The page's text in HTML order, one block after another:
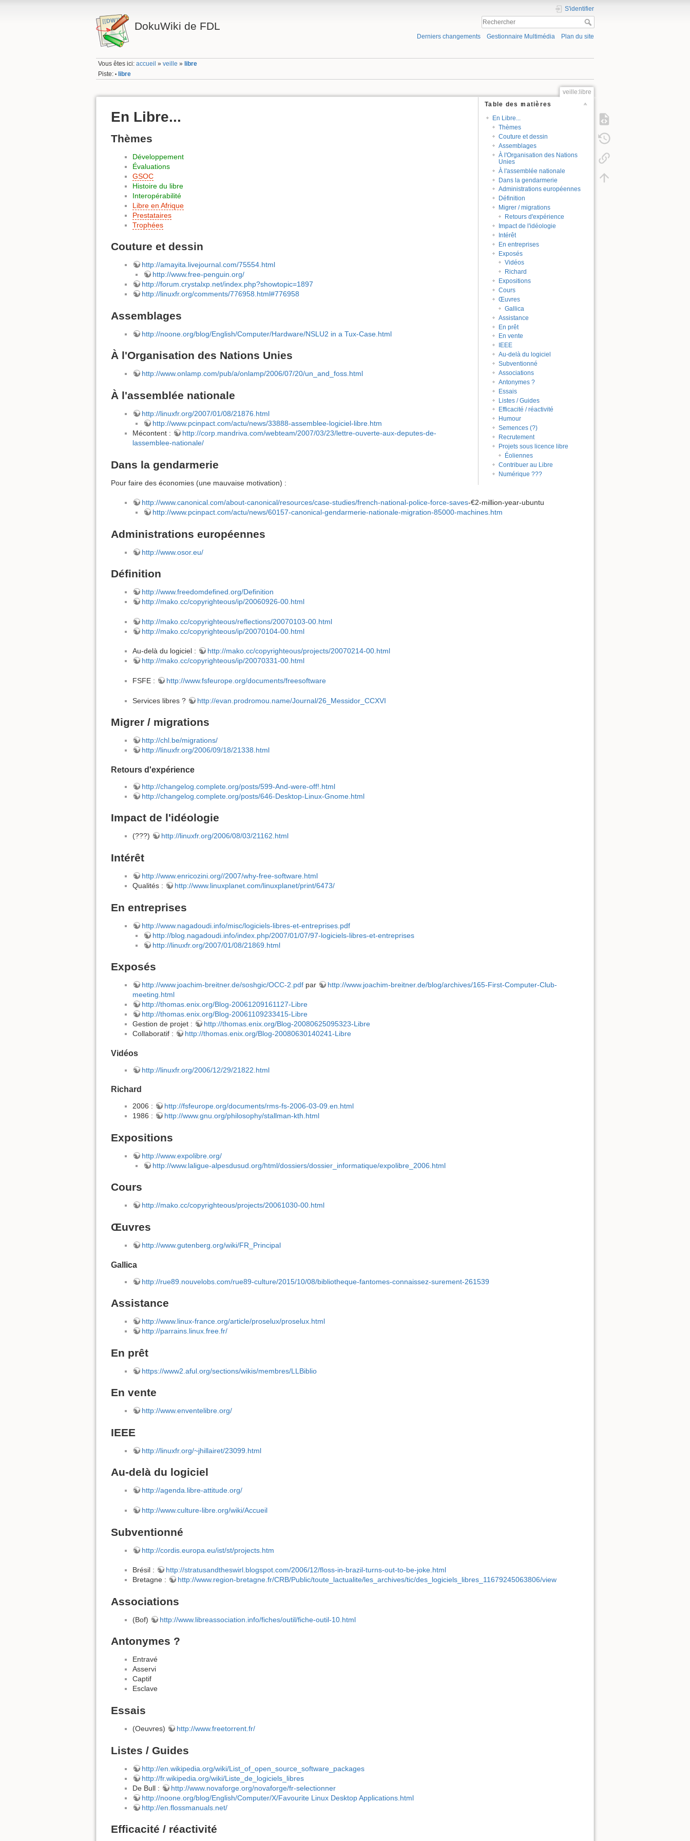
DokuWiki de FDL
S'identifier
Derniers changements Gestionnaire Multimédia Plan du site
Vous êtes ici:accueil »veille » libre
Piste: • libre
veille:libre
Table des matières
En Libre...
Thèmes
Couture et dessin
Assemblages
À l'Organisation des Nations
Unies
À l'assemblée nationale
Dans la gendarmerie
Administrations européennes
Définition
Migrer / migrations
Retours d'expérience
Impact de l'idéologie
Intérêt
En entreprises
Exposés
Vidéos
Richard
Expositions
Cours
Œuvres
Gallica
Assistance
En prêt
En vente
IEEE
Au-delà du logiciel
Subventionné
Associations
Antonymes ?
Essais
Listes / Guides
Efficacité / réactivité
Humour
Semences (?)
Recrutement
Projets sous licence libre
Éoliennes
Contribuer au Libre
Numérique ???
En Libre...
Thèmes
Développement
Évaluations
GSOC
Histoire du libre
Interopérabilité
Libre en Afrique
Prestataires
Trophées
Couture et dessin
http://amayita.livejournal.com/75554.html
http://www.free-penguin.org/
http://forum.crystalxp.net/index.php?showtopic=1897
http://linuxfr.org/comments/776958.html#776958
Assemblages
http://noone.org/blog/English/Computer/Hardware/NSLU2 in a Tux-Case.html
À l'Organisation des Nations Unies
http://www.onlamp.com/pub/a/onlamp/2006/07/20/un_and_foss.html
À l'assemblée nationale
http://linuxfr.org/2007/01/08/21876.html
http://www.pcinpact.com/actu/news/33888-assemblee-logiciel-libre.htm
Mécontent :
http://corp.mandriva.com/webteam/2007/03/23/lettre-ouverte-aux-deputes-de-
lassemblee-nationale/
Dans la gendarmerie
Pour faire des économies (une mauvaise motivation) :
http://www.canonical.com/about-canonical/resources/case-studies/french-national-police-force-saves-€2-million-year-ubuntu
http://www.pcinpact.com/actu/news/60157-canonical-gendarmerie-nationale-migration-85000-machines.htm
Administrations européennes
http://www.osor.eu/
Définition
http://www.freedomdefined.org/Definition
http://mako.cc/copyrighteous/ip/20060926-00.html
http://mako.cc/copyrighteous/reflections/20070103-00.html
http://mako.cc/copyrighteous/ip/20070104-00.html
Au-delà du logiciel :
http://mako.cc/copyrighteous/projects/20070214-00.html
http://mako.cc/copyrighteous/ip/20070331-00.html
FSFE : http://www.fsfeurope.org/documents/freesoftware
Services libres ? http://evan.prodromou.name/Journal/26_Messidor_CCXVI
Migrer / migrations
http://chl.be/migrations/
http://linuxfr.org/2006/09/18/21338.html
Retours d'expérience
http://changelog.complete.org/posts/599-And-were-off!.html
http://changelog.complete.org/posts/646-Desktop-Linux-Gnome.html
Impact de l'idéologie
(???) http://linuxfr.org/2006/08/03/21162.html
Intérêt
http://www.enricozini.org//2007/why-free-software.html
Qualités :
http://www.linuxplanet.com/linuxplanet/print/6473/
En entreprises
http://www.nagadoudi.info/misc/logiciels-libres-et-entreprises.pdf
http://blog.nagadoudi.info/index.php/2007/01/07/97-logiciels-libres-et-entreprises
http://linuxfr.org/2007/01/08/21869.html
Exposés
http://www.joachim-breitner.de/soshgic/OCC-2.pdf par
http://www.joachim-breitner.de/blog/archives/165-First-Computer-Club-
meeting.html
http://thomas.enix.org/Blog-20061209161127-Libre
http://thomas.enix.org/Blog-20061109233415-Libre
Gestion de projet :
http://thomas.enix.org/Blog-20080625095323-Libre
Collaboratif :
http://thomas.enix.org/Blog-20080630140241-Libre
Vidéos
http://linuxfr.org/2006/12/29/21822.html
Richard
2006 :
http://fsfeurope.org/documents/rms-fs-2006-03-09.en.html
1986 :
http://www.gnu.org/philosophy/stallman-kth.html
Expositions
http://www.expolibre.org/
http://www.laligue-alpesdusud.org/html/dossiers/dossier_informatique/expolibre_2006.html
Cours
http://mako.cc/copyrighteous/projects/20061030-00.html
Œuvres
http://www.gutenberg.org/wiki/FR_Principal
Gallica
http://rue89.nouvelobs.com/rue89-culture/2015/10/08/bibliotheque-fantomes-connaissez-surement-261539
Assistance
http://www.linux-france.org/article/proselux/proselux.html
http://parrains.linux.free.fr/
En prêt
https://www2.aful.org/sections/wikis/membres/LLBiblio
En vente
http://www.enventelibre.org/
IEEE
http://linuxfr.org/~jhillairet/23099.html
Au-delà du logiciel
http://agenda.libre-attitude.org/
http://www.culture-libre.org/wiki/Accueil
Subventionné
http://cordis.europa.eu/ist/st/projects.htm
Brésil :
http://stratusandtheswirl.blogspot.com/2006/12/floss-in-brazil-turns-out-to-be-joke.html
Bretagne :
http://www.region-bretagne.fr/CRB/Public/toute_lactualite/les_archives/tic/des_logiciels_libres_11679245063806/view
Associations
(Bof) http://www.libreassociation.info/fiches/outil/fiche-outil-10.html
Antonymes ?
Entravé
Asservi
Captif
Esclave
Essais
(Oeuvres) http://www.freetorrent.fr/
Listes / Guides
http://en.wikipedia.org/wiki/List_of_open_source_software_packages
http://fr.wikipedia.org/wiki/Liste_de_logiciels_libres
De Bull :
http://www.novaforge.org/novaforge/fr-selectionner
http://noone.org/blog/English/Computer/X/Favourite Linux Desktop Applications.html
http://en.flossmanuals.net/
Efficacité / réactivité